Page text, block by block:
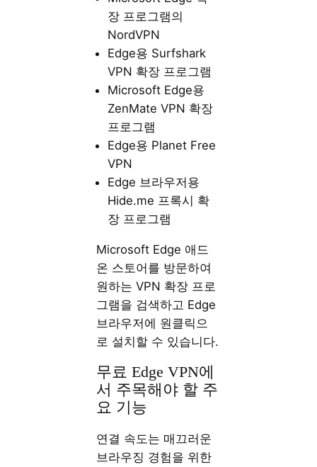
장 프로그램의
NordVPN
Edge용 Surfshark
VPN 확장 프로그램
Microsoft Edge용
ZenMate VPN 확장
프로그램
Edge용 Planet Free
VPN
Edge 브라우저용
Hide.me 프록시 확
장 프로그램
Microsoft Edge 애드
온 스토어를 방문하여
원하는 VPN 확장 프로
그램을 검색하고 Edge
브라우저에 원클릭으
로 설치할 수 있습니다.
무료 Edge VPN에
서 주목해야 할 주
요 기능
연결 속도는 매끄러운
브라우징 경험을 위한